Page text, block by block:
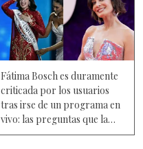
Fátima Bosch es duramente
criticada por los usuarios
tras irse de un programa en
vivo: las preguntas que la
hicieron marcharse y el